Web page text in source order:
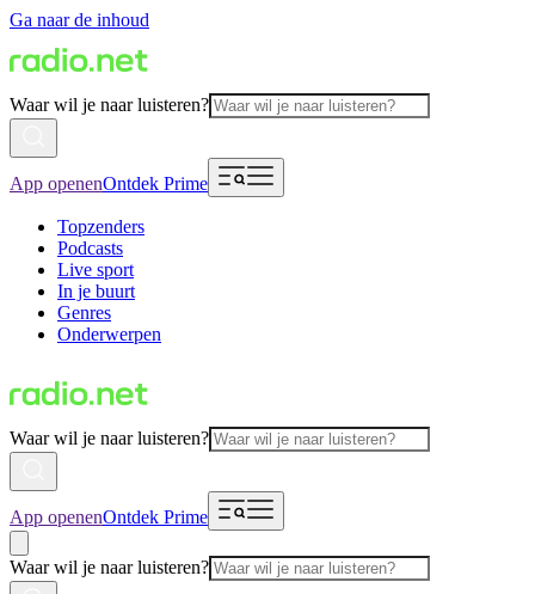
Ga naar de inhoud
Waar wil je naar luisteren?
App openenOntdek Prime
Topzenders
Podcasts
Live sport
In je buurt
Genres
Onderwerpen
Waar wil je naar luisteren?
App openenOntdek Prime
Waar wil je naar luisteren?